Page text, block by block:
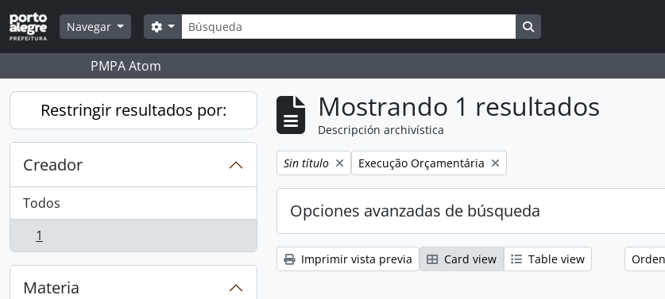
Skip to main content
Navegar
Búsqueda
Search options Search in browse page
PMPA Atom
Restringir resultados por:
Creador
Todos
, 1 resultados
1
Materia
Mostrando 1 resultados
Descripción archivística
Remove filter:
Sin título Remove filter:
Execução Orçamentária
Opciones avanzadas de búsqueda
Imprimir vista previa Card view Table view